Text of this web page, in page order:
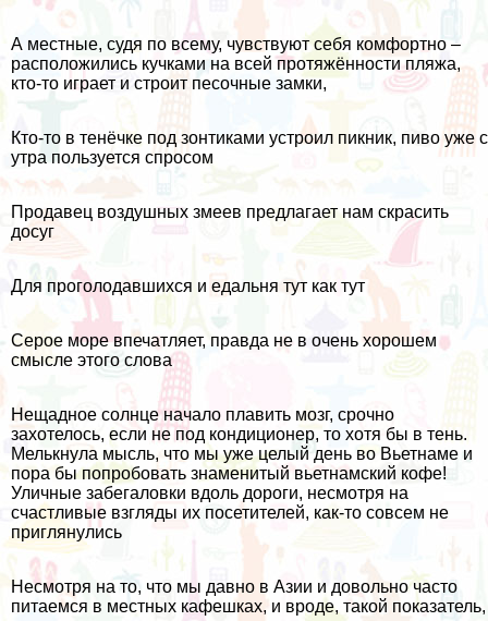
А местные, судя по всему, чувствуют себя комфортно –
расположились кучками на всей протяжённости пляжа,
кто-то играет и строит песочные замки,
Кто-то в тенёчке под зонтиками устроил пикник, пиво уже с
утра пользуется спросом
Продавец воздушных змеев предлагает нам скрасить
досуг
Для проголодавшихся и едальня тут как тут
Серое море впечатляет, правда не в очень хорошем
смысле этого слова
Нещадное солнце начало плавить мозг, срочно
захотелось, если не под кондиционер, то хотя бы в тень.
Мелькнула мысль, что мы уже целый день во Вьетнаме и
пора бы попробовать знаменитый вьетнамский кофе!
Уличные забегаловки вдоль дороги, несмотря на
счастливые взгляды их посетителей, как-то совсем не
приглянулись
Несмотря на то, что мы давно в Азии и довольно часто
питаемся в местных кафешках, и вроде, такой показатель,